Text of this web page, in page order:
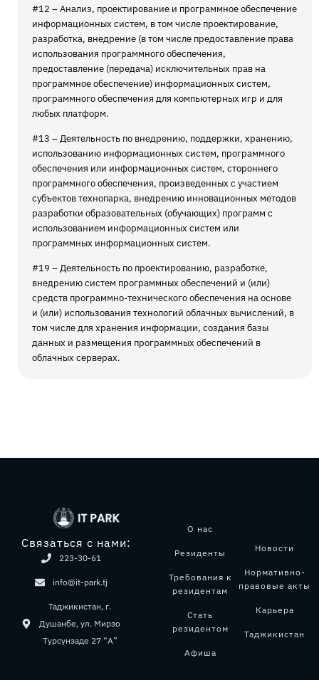
#12 – Анализ, проектирование и программное обеспечение
информационных систем, в том числе проектирование,
разработка, внедрение (в том числе предоставление права
использования программного обеспечения,
предоставление (передача) исключительных прав на
программное обеспечение) информационных систем,
программного обеспечения для компьютерных игр и для
любых платформ.
#13 – Деятельность по внедрению, поддержки, хранению,
использованию информационных систем, программного
обеспечения или информационных систем, стороннего
программного обеспечения, произведенных с участием
субъектов технопарка, внедрению инновационных методов
разработки образовательных (обучающих) программ с
использованием информационных систем или
программных информационных систем.
#19 – Деятельность по проектированию, разработке,
внедрению систем программных обеспечений и (или)
средств программно-технического обеспечения на основе
и (или) использования технологий облачных вычислений, в
том числе для хранения информации, создания базы
данных и размещения программных обеспечений в
облачных серверах.
Связаться с нами:
223-30-61
info@it-park.tj
Таджикистан, г.
Душанбе, ул. Мирзо
Турсунзаде 27 “А”
О нас
Резиденты
Требования к
резидентам
Стать
резидентом
Афиша
Новости
Нормативно-
правовые акты
Карьера
Таджикистан